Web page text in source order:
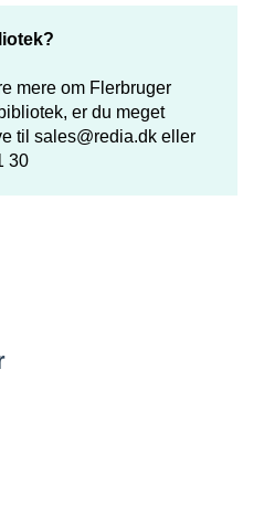
mere om Flerbruger
er du meget
til sales@redia.dk eller
30